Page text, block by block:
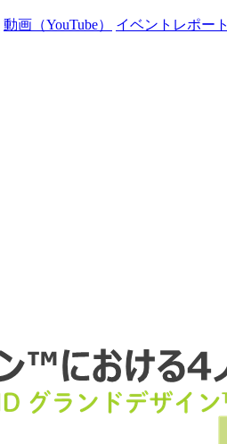
動画（YouTube） イベントレポート